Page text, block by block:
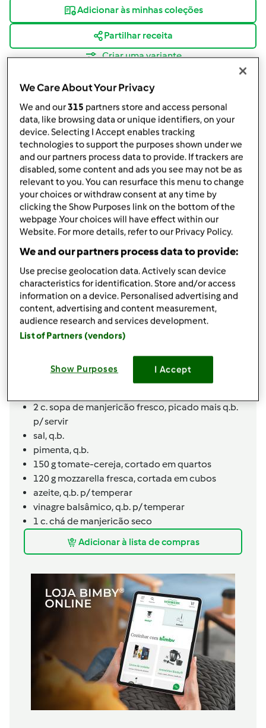
Adicionar às minhas coleções
Partilhar receita
Criar uma variante
Ingredientes
WAFFLES
2ovos
50gqueijo parmesão
20gcebola
20gmanteiga
1c. sopa desumo de limão
220gfarinha tipo 55
1c. chá defermento p/ bolos
sal,q.b.
pimenta,q.b.
1c. chá demanjericão seco
giogurte grego
2 c. sopa de manjericão fresco, picado mais q.b.
p/ servir
sal,q.b.
pimenta,q.b.
150gtomate-cereja,cortado em quartos
120g mozzarella fresca,cortada em cubos
azeite,q.b. p/ temperar
vinagre balsâmico,q.b. p/ temperar
1 c. chá de manjericão seco
Adicionar à lista de compras
We Care About Your Privacy
We and our315 partners store and access personal
data, like browsing data or unique identifiers, on your
device. Selecting I Accept enables tracking
technologies to support the purposes shown under we
and our partners process data to provide. If trackers are
disabled, some content and ads you see may not be as
relevant to you. You can resurface this menu to change
your choices or withdraw consent at any time by
clicking the Show Purposes link on the bottom of the
webpage .Your choices will have effect within our
Website. For more details, refer to our Privacy Policy.
We and our partners process data to provide:
Use precise geolocation data. Actively scan device
characteristics for identification. Store and/or access
information on a device. Personalised advertising and
content, advertising and content measurement,
audience research and services development.
List of Partners (vendors)
Show Purposes I Accept